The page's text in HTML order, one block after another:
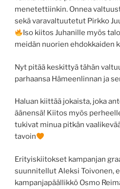
menetettiinkin. Onnea
sekä varavaltuutetut Pirkko
Iso kiitos Juhanille myös
meidän nuorien ehdokkaiden
Nyt pitää keskittyä tähän
parhaansa Hämeenlinnan ja
Haluan kiittää jokaista, joka
äänensä! Kiitos myös
tukivat minua pitkän
tavoin
Erityiskiitokset kampanjan
suunnitellut Aleksi Toivonen,
kampanjapäällikkö Osmo